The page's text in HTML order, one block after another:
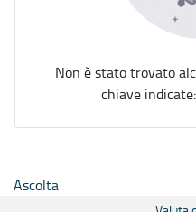
Non è stato trovato
chiave indicate:
Ascolta